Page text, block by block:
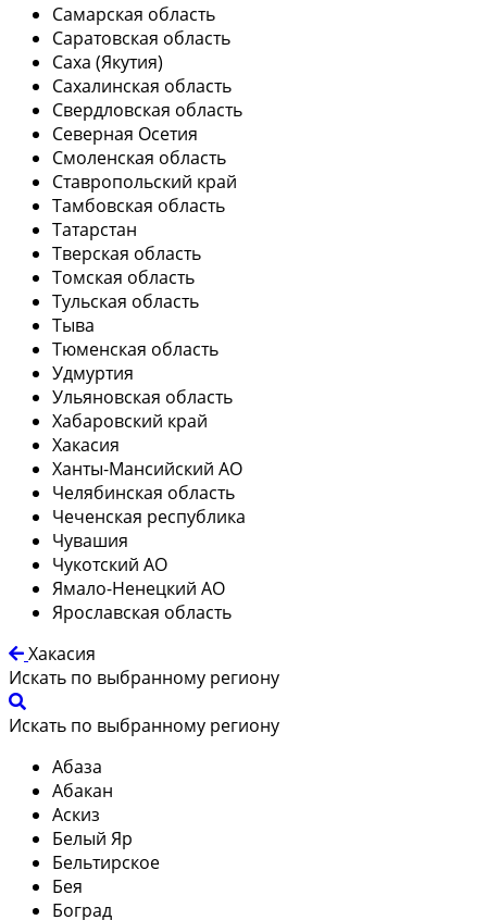
Самарская область
Саратовская область
Саха (Якутия)
Сахалинская область
Свердловская область
Северная Осетия
Смоленская область
Ставропольский край
Тамбовская область
Татарстан
Тверская область
Томская область
Тульская область
Тыва
Тюменская область
Удмуртия
Ульяновская область
Хабаровский край
Хакасия
Ханты-Мансийский АО
Челябинская область
Чеченская республика
Чувашия
Чукотский АО
Ямало-Ненецкий АО
Ярославская область
Хакасия
Искать по выбранному региону
Искать по выбранному региону
Абаза
Абакан
Аскиз
Белый Яр
Бельтирское
Бея
Боград